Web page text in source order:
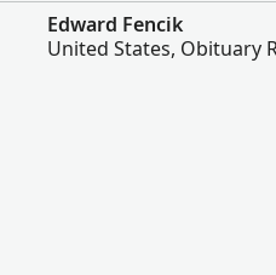
Edward Fencik
United States, Obituary